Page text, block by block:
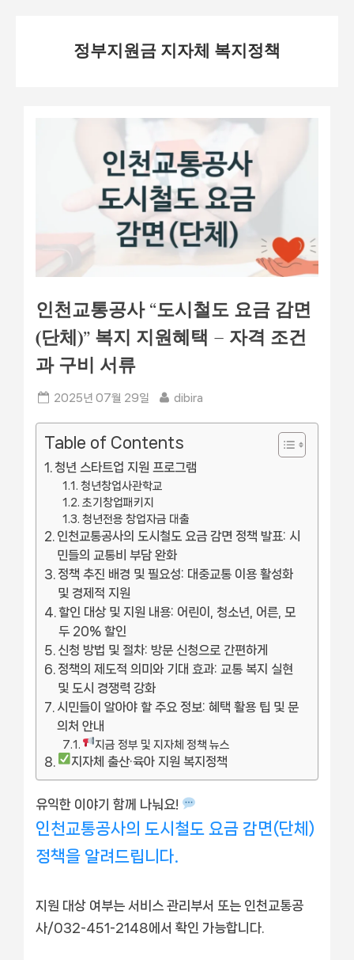
정부지원금 지자체 복지정책
인천교통공사 “도시철도 요금 감면
(단체)” 복지 지원혜택 – 자격 조건
과 구비 서류
Posted
2025년 07월 29일 By
dibira
Table of Contents
청년 스타트업 지원 프로그램
청년창업사관학교
초기창업패키지
청년전용 창업자금 대출
인천교통공사의 도시철도 요금 감면 정책 발표: 시
민들의 교통비 부담 완화
정책 추진 배경 및 필요성: 대중교통 이용 활성화
및 경제적 지원
할인 대상 및 지원 내용: 어린이, 청소년, 어른, 모
두 20% 할인
신청 방법 및 절차: 방문 신청으로 간편하게
정책의 제도적 의미와 기대 효과: 교통 복지 실현
및 도시 경쟁력 강화
시민들이 알아야 할 주요 정보: 혜택 활용 팁 및 문
의처 안내
지금 정부 및 지자체 정책 뉴스
지자체 출산·육아 지원 복지정책
유익한 이야기 함께 나눠요!
인천교통공사의 도시철도 요금 감면(단체)
정책을 알려드립니다.
지원 대상 여부는 서비스 관리부서 또는 인천교통공
사/032-451-2148에서 확인 가능합니다.